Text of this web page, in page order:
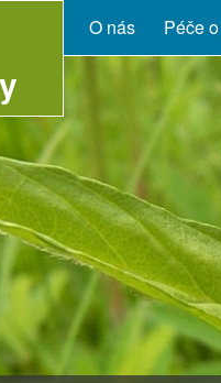
O nás Péče